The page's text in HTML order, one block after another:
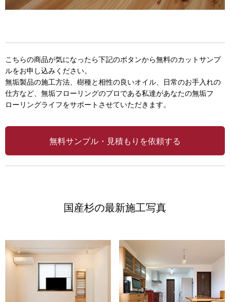
こちらの商品が気になったら下記のボタンから無料のカットサンプ
ルをお申し込みください。
無垢製品の施工方法、樹種と相性の良いオイル、日常のお手入れの
仕方など、無垢フローリングのプロである私達があなたの無垢フ
ローリングライフをサポートさせていただきます。
無料サンプル・見積もりを依頼する
国産杉の最新施工写真